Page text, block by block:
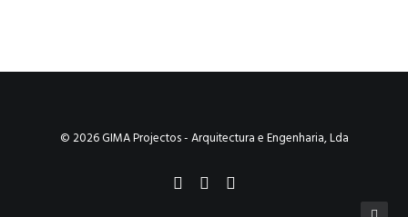
© 2026 GIMA Projectos - Arquitectura e Engenharia, Lda